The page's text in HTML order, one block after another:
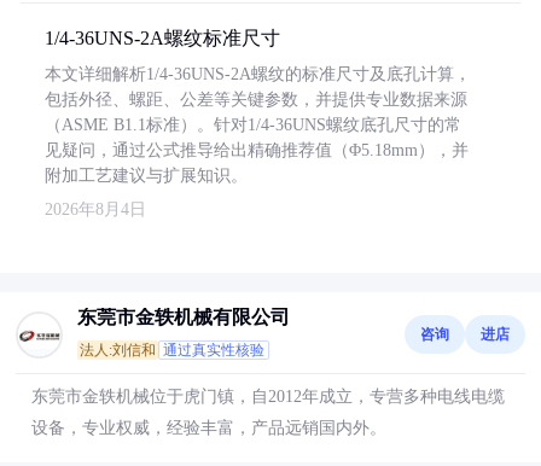
1/4-36UNS-2A螺纹标准尺寸
本文详细解析1/4-36UNS-2A螺纹的标准尺寸及底孔计算，
包括外径、螺距、公差等关键参数，并提供专业数据来源
（ASME B1.1标准）。针对1/4-36UNS螺纹底孔尺寸的常
见疑问，通过公式推导给出精确推荐值（Φ5.18mm），并
附加工艺建议与扩展知识。
2026年8月4日
东莞市金轶机械有限公司
法人:刘信和 通过真实性核验
咨询 进店
东莞市金轶机械位于虎门镇，自2012年成立，专营多种电线电缆
设备，专业权威，经验丰富，产品远销国内外。